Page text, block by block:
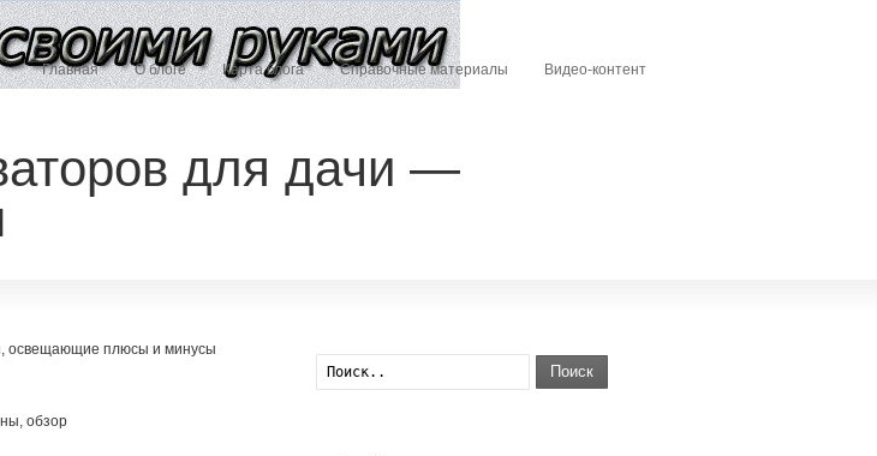
Главная О блоге Карта блога Справочные материалы Видео-контент
для дачи —
освещающие плюсы и минусы
Поиск